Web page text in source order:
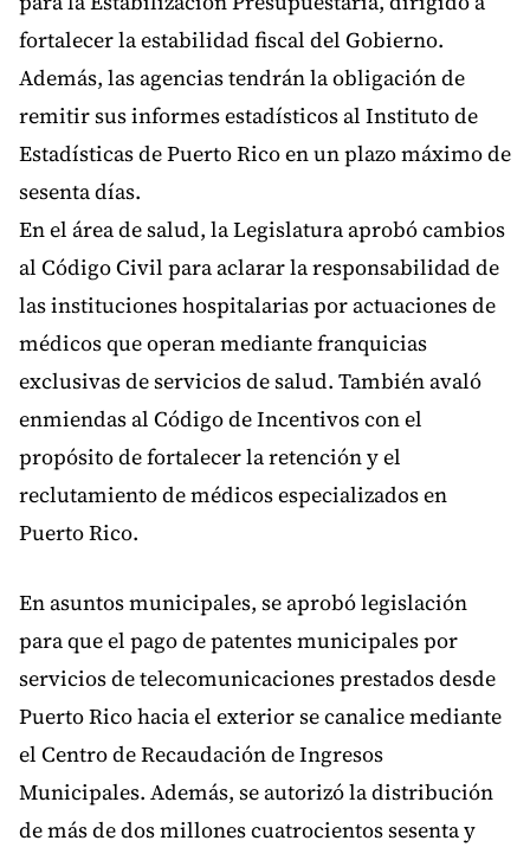
fortalecer la estabilidad fiscal del Gobierno.
Además, las agencias tendrán la obligación de
remitir sus informes estadísticos al Instituto de
Estadísticas de Puerto Rico en un plazo máximo de
sesenta días.
En el área de salud, la Legislatura aprobó cambios
al Código Civil para aclarar la responsabilidad de
las instituciones hospitalarias por actuaciones de
médicos que operan mediante franquicias
exclusivas de servicios de salud. También avaló
enmiendas al Código de Incentivos con el
propósito de fortalecer la retención y el
reclutamiento de médicos especializados en
Puerto Rico.
En asuntos municipales, se aprobó legislación
para que el pago de patentes municipales por
servicios de telecomunicaciones prestados desde
Puerto Rico hacia el exterior se canalice mediante
el Centro de Recaudación de Ingresos
Municipales. Además, se autorizó la distribución
de más de dos millones cuatrocientos sesenta y